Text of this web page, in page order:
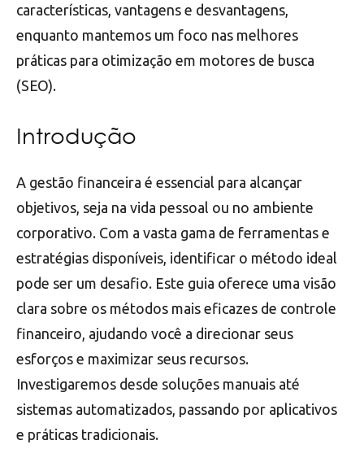
características, vantagens e desvantagens,
enquanto mantemos um foco nas melhores
práticas para otimização em motores de busca
(SEO).
Introdução
A gestão financeira é essencial para alcançar
objetivos, seja na vida pessoal ou no ambiente
corporativo. Com a vasta gama de ferramentas e
estratégias disponíveis, identificar o método ideal
pode ser um desafio. Este guia oferece uma visão
clara sobre os métodos mais eficazes de controle
financeiro, ajudando você a direcionar seus
esforços e maximizar seus recursos.
Investigaremos desde soluções manuais até
sistemas automatizados, passando por aplicativos
e práticas tradicionais.